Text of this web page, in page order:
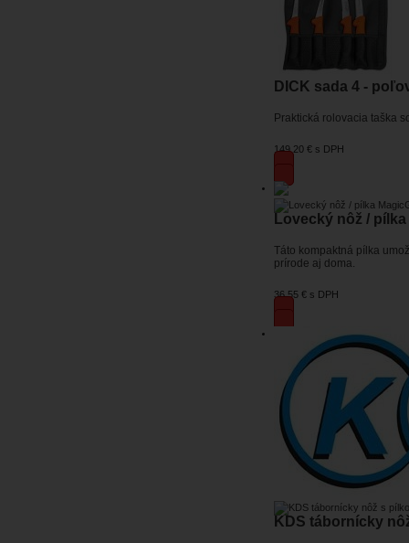
DICK sada 4 -
Praktická rolovacia taška
149,20 € s DPH
Lovecký nôž /
Táto kompaktná pílka
prírode aj doma.
36,55 € s DPH
KDS tábornícky